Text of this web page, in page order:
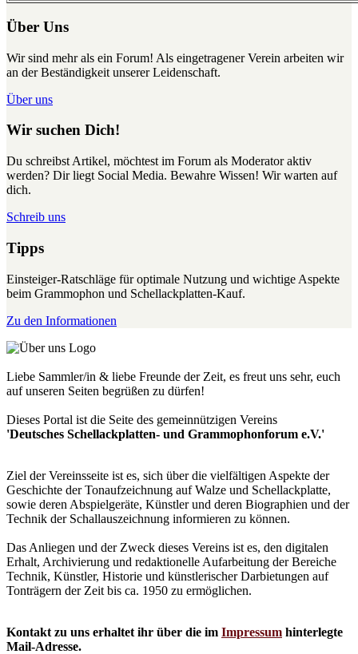
Über Uns
Wir sind mehr als ein Forum! Als eingetragener Verein arbeiten wir
an der Beständigkeit unserer Leidenschaft.
Über uns
Wir suchen Dich!
Du schreibst Artikel, möchtest im Forum als Moderator aktiv
werden? Dir liegt Social Media. Bewahre Wissen! Wir warten auf
dich.
Schreib uns
Tipps
Einsteiger-Ratschläge für optimale Nutzung und wichtige Aspekte
beim Grammophon und Schellackplatten-Kauf.
Zu den Informationen
Liebe Sammler/in & liebe Freunde der Zeit, es freut uns sehr, euch
auf unseren Seiten begrüßen zu dürfen!
Dieses Portal ist die Seite des gemeinnützigen Vereins
'Deutsches Schellackplatten- und Grammophonforum e.V.'
Ziel der Vereinsseite ist es, sich über die vielfältigen Aspekte der
Geschichte der Tonaufzeichnung auf Walze und Schellackplatte,
sowie deren Abspielgeräte, Künstler und deren Biographien und der
Technik der Schallauszeichnung informieren zu können.
Das Anliegen und der Zweck dieses Vereins ist es, den digitalen
Erhalt, Archivierung und redaktionelle Aufarbeitung der Bereiche
Technik, Künstler, Historie und künstlerischer Darbietungen auf
Tonträgern der Zeit bis ca. 1950 zu ermöglichen.
Kontakt zu uns erhaltet ihr über die im Impressum hinterlegte
Mail-Adresse.